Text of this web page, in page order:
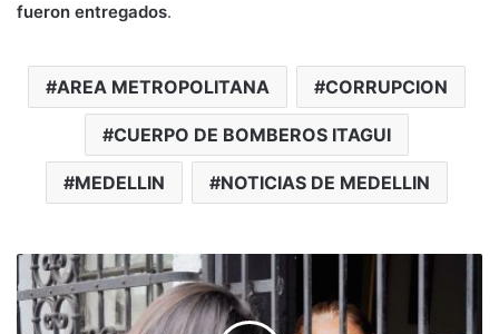
fueron entregados.
AREA METROPOLITANA CORRUPCION
CUERPO DE BOMBEROS ITAGUI
MEDELLIN NOTICIAS DE MEDELLIN